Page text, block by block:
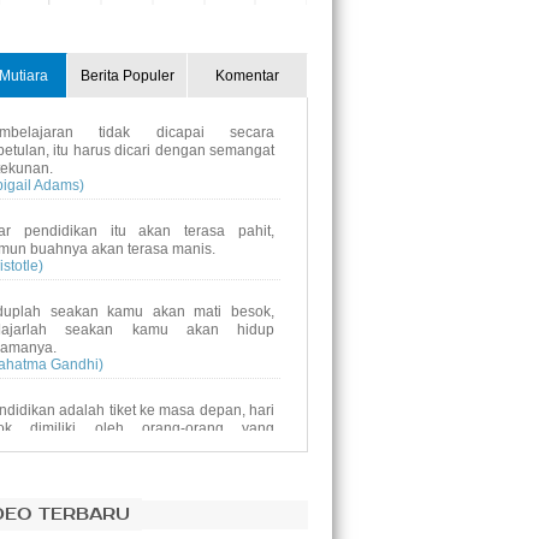
Berita Populer Komentar
tidak dicapai secara
itu harus dicari dengan semangat
Adams)
pendidikan itu akan terasa pahit,
buahnya akan terasa manis.
seakan kamu akan mati besok,
seakan kamu akan hidup
Gandhi)
adalah tiket ke masa depan, hari
dimiliki oleh orang-orang yang
bukanlah persiapan untuk hidup,
TERBARU